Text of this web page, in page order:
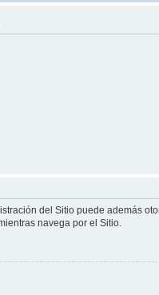
del Sitio puede además
navega por el Sitio.